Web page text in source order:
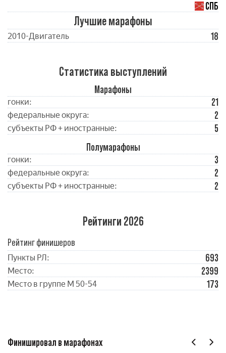
СПБ
Лучшие марафоны
2010-Двигатель 18
Статистика выступлений
Марафоны
гонки: 21
федеральные округа: 2
субъекты РФ + иностранные:
5
Полумарафоны
гонки: 3
федеральные округа: 2
субъекты РФ + иностранные: 2
Рейтинги 2026
Рейтинг финишеров
Пункты РЛ: 693
Место: 2399
Место в группе М 50-54 173
Финишировал в марафонах